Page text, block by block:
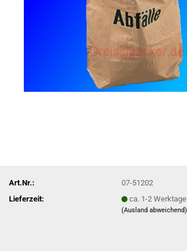
Art.Nr.:
07-51202
Lieferzeit:
ca. 1-2 Werktage
(Ausland abweichend)